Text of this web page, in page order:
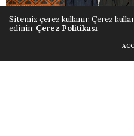
Sitemiz çerez kullanır. Çerez
edinin: Çerez Politikası